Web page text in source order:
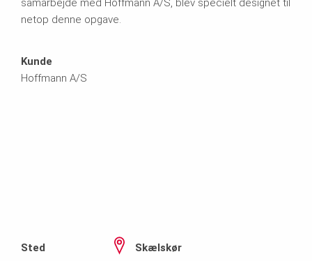
samarbejde med Hoffmann A/S, blev specielt designet til
netop denne opgave.
Kunde
Hoffmann A/S
Sted Skælskør